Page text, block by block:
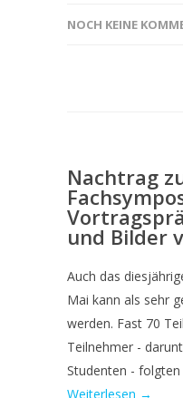
NOCH KEINE
Nachtrag
und Bilder
Auch das
Mai kann als sehr
werden. Fast 70
Teilnehmer -
Studenten - folgten
Weiterlesen →